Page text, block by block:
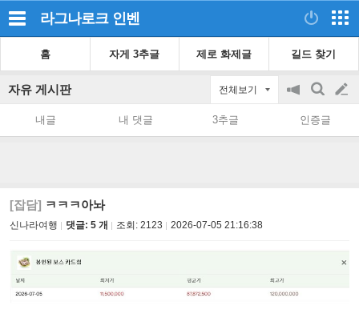
라그나로크 인벤
홈 자게 3추글 제로 화제글 길드 찾기
자유 게시판 전체보기
공
on/off
검
색
글
쓰
내글 내 댓글 3추글 인증글
[잡담] ㅋㅋㅋ아놔
신나라여행 댓글: 5 개 조회: 2123 2026-07-05 21:16:38